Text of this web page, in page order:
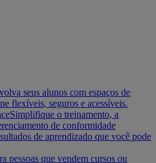
seus alunos com espaços de
flexíveis, seguros e acessíveis.
Simplifique o treinamento, a
de conformidade
de aprendizado que você pode
pessoas que vendem cursos ou